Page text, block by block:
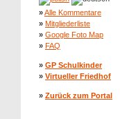
»Alle Kommentare
» Mitgliederliste
» Google Foto Map
» FAQ
» GP Schulkinder
» Virtueller Friedhof
» Zurück zum Portal